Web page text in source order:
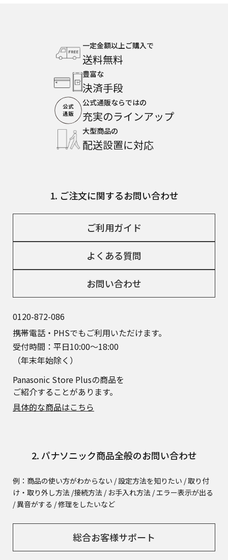
一定金額以上ご購入で
送料無料
豊富な
決済手段
公式通販ならではの
充実のラインアップ
大型商品の
配送設置に対応
1. ご注文に関するお問い合わせ
ご利用ガイド
よくある質問
お問い合わせ
0120-872-086
携帯電話・PHSでもご利用いただけます。
受付時間：平日10:00～18:00
（年末年始除く）
Panasonic Store Plusの商品を
ご紹介することがあります。
具体的な商品はこちら
2. パナソニック商品全般のお問い合わせ
例：商品の使い方がわからない / 設定方法を知りたい / 取り付
け・取り外し方法 /接続方法 / お手入れ方法 / エラー表示が出る
/ 異音がする / 修理をしたいなど
総合お客様サポート